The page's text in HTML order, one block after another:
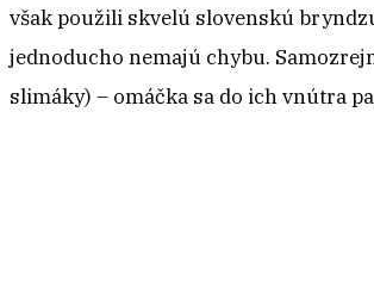
však použili skvelú slovenskú
jednoducho nemajú chybu.
slimáky) – omáčka sa do ich vnútra